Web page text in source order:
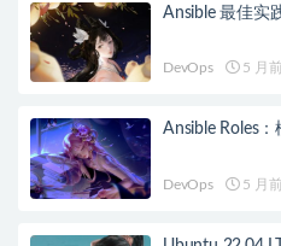
Ansible 最佳实
DevOps 5 月前
Ansible Roles
DevOps 5 月前